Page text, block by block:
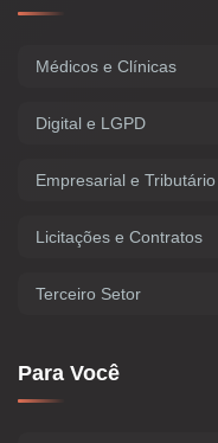
Médicos e Clínicas
Digital e LGPD
Empresarial e Tributário
Licitações e Contratos
Terceiro Setor
Para Você